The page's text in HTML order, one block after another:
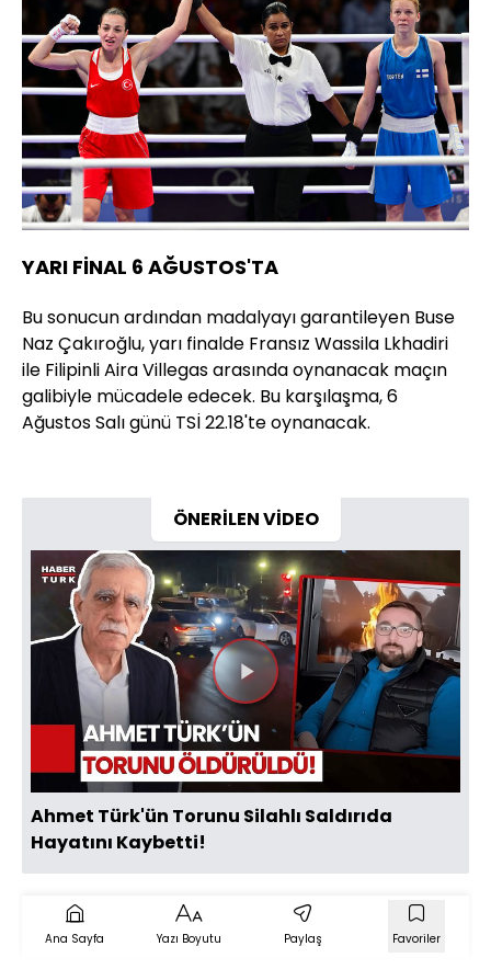
YARI FİNAL 6 AĞUSTOS'TA
Bu sonucun ardından madalyayı garantileyen Buse
Naz Çakıroğlu, yarı finalde Fransız Wassila Lkhadiri
ile Filipinli Aira Villegas arasında oynanacak maçın
galibiyle mücadele edecek. Bu karşılaşma, 6
Ağustos Salı günü TSİ 22.18'te oynanacak.
ÖNERİLEN VİDEO
Videoyu
Oynat
Ahmet Türk'ün Torunu Silahlı Saldırıda
Hayatını Kaybetti!
Ana Sayfa Yazı Boyutu Paylaş Favoriler